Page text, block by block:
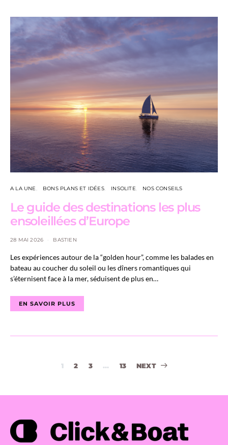
A LA UNE BONS PLANS ET IDÉES INSOLITE NOS CONSEILS
Le guide des destinations les plus
ensoleillées d’Europe
28 MAI 2026 BASTIEN
Les expériences autour de la “golden hour”, comme les balades en
bateau au coucher du soleil ou les dîners romantiques qui
s’éternisent face à la mer, séduisent de plus en…
EN SAVOIR PLUS
Navigation
1 2 3 … 13 NEXT